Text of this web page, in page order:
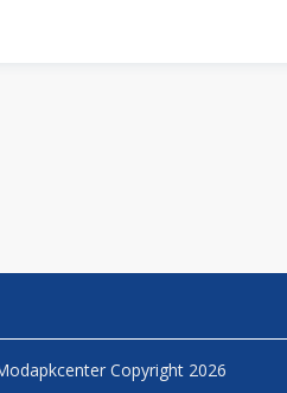
Copyright 2026